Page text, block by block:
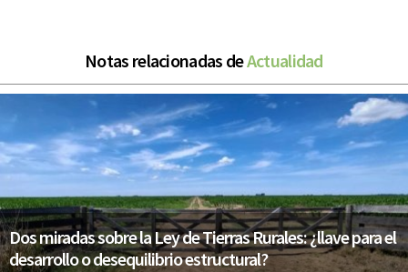
Notas relacionadas deActualidad
Dos miradas sobre la Ley de Tierras Rurales: ¿llave para el
desarrollo o desequilibrio estructural?